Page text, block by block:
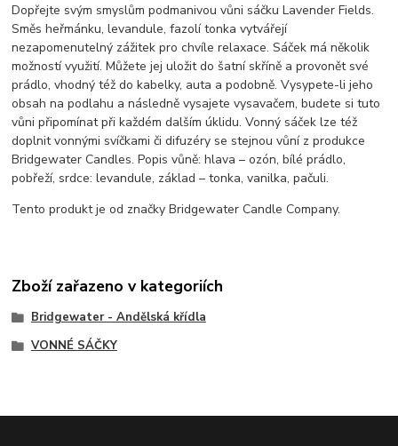
Dopřejte svým smyslům podmanivou vůni sáčku Lavender Fields.
Směs heřmánku, levandule, fazolí tonka vytvářejí
nezapomenutelný zážitek pro chvíle relaxace. Sáček má několik
možností využití. Můžete jej uložit do šatní skříně a provonět své
prádlo, vhodný též do kabelky, auta a podobně. Vysypete-li jeho
obsah na podlahu a následně vysajete vysavačem, budete si tuto
vůni připomínat při každém dalším úklidu. Vonný sáček lze též
doplnit vonnými svíčkami či difuzéry se stejnou vůní z produkce
Bridgewater Candles. Popis vůně: hlava – ozón, bílé prádlo,
pobřeží, srdce: levandule, základ – tonka, vanilka, pačuli.
Tento produkt je od značky Bridgewater Candle Company.
Zboží zařazeno v kategoriích
Bridgewater - Andělská křídla
VONNÉ SÁČKY